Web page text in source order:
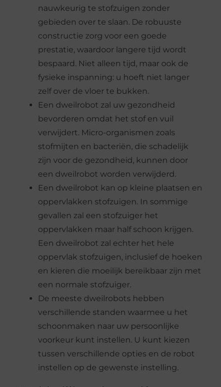
nauwkeurig te stofzuigen zonder
gebieden over te slaan. De robuuste
constructie zorg voor een goede
prestatie, waardoor langere tijd wordt
bespaard. Niet alleen tijd, maar ook de
fysieke inspanning: u hoeft niet langer
zelf over de vloer te bukken.
Een dweilrobot zal uw gezondheid
bevorderen omdat het stof en vuil
verwijdert. Micro-organismen zoals
stofmijten en bacteriën, die schadelijk
zijn voor de gezondheid, kunnen door
een dweilrobot worden verwijderd.
Een dweilrobot kan op kleine plaatsen en
oppervlakken stofzuigen. In sommige
gevallen zal een stofzuiger het
oppervlakken maar half schoon krijgen.
Een dweilrobot zal echter het hele
oppervlak stofzuigen, inclusief de hoeken
en kieren die moeilijk bereikbaar zijn met
een normale stofzuiger.
De meeste dweilrobots hebben
verschillende standen waarmee u het
schoonmaken naar uw persoonlijke
voorkeur kunt instellen. U kunt kiezen
tussen verschillende opties en de robot
instellen op de gewenste instelling.